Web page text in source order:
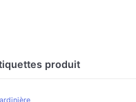
produit